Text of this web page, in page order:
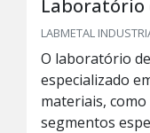
Laboratório
LABMETAL
O laboratório
especializado
materiais,
segmentos